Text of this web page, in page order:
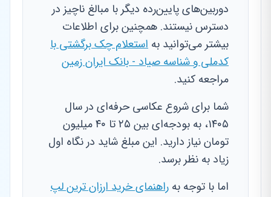
دوربین‌های پایین‌رده دیگر با مبالغ ناچیز در
دسترس نیستند. همچنین برای اطلاعات
بیشتر می‌توانید به استعلام چک برگشتی با
کدملی و شناسه صیاد - بانک ایران زمین
مراجعه کنید.
شما برای شروع عکاسی حرفه‌ای در سال
۱۴۰۵، به بودجه‌ای بین ۲۵ تا ۴۰ میلیون
تومان نیاز دارید. این مبلغ شاید در نگاه اول
زیاد به نظر برسد.
اما با توجه به راهنمای خرید ارزان ترین لپ